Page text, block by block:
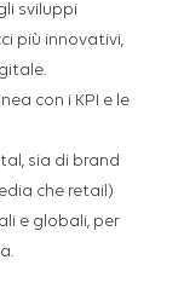
sviluppi
più innovativi,
con i KPI e le
sia di brand
che retail)
e globali, per